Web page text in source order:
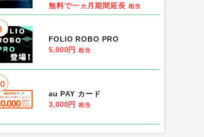
無料で一ヵ月期間延長 相当
FOLIO ROBO PRO
5,000円 相当
au PAY カード
3,000円 相当